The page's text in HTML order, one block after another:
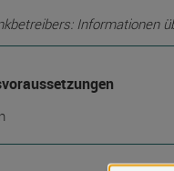
Informationen